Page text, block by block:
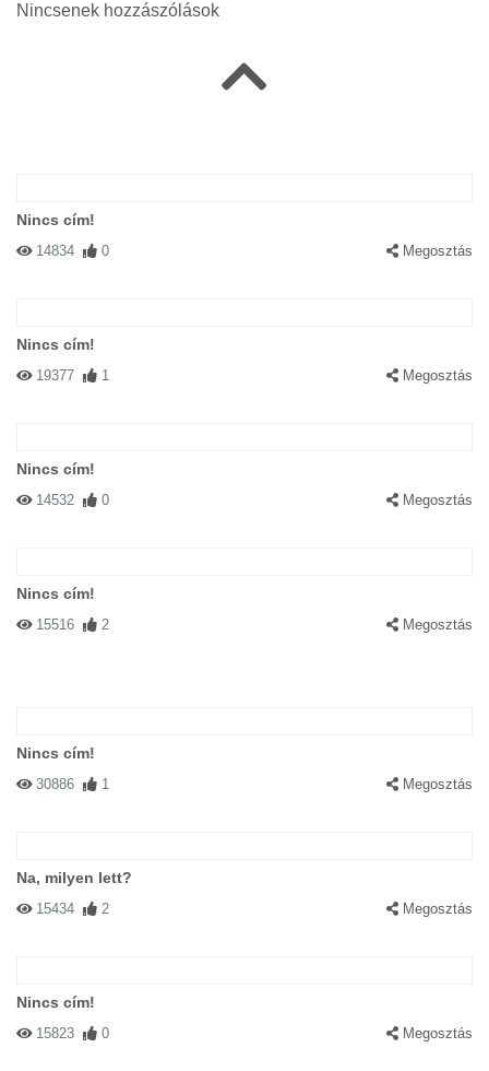
Nincsenek hozzászólások
Nincs cím!
14834 0 Megosztás
Nincs cím!
19377 1 Megosztás
Nincs cím!
14532 0 Megosztás
Nincs cím!
15516 2 Megosztás
Nincs cím!
30886 1 Megosztás
Na, milyen lett?
15434 2 Megosztás
Nincs cím!
15823 0 Megosztás